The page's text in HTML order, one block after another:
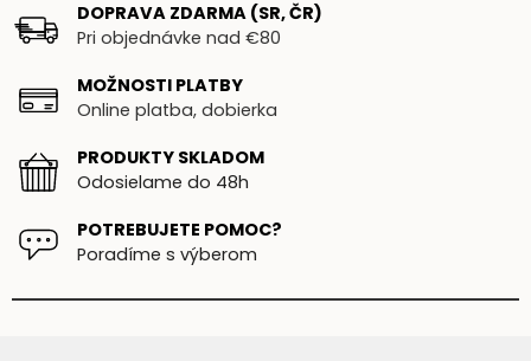
DOPRAVA ZDARMA (SR, ČR)
Pri objednávke nad €80
MOŽNOSTI PLATBY
Online platba, dobierka
PRODUKTY SKLADOM
Odosielame do 48h
POTREBUJETE POMOC?
Poradíme s výberom